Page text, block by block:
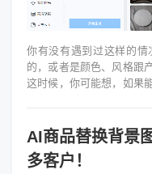
你有没有遇到过这样的
的，或者是颜色、风格跟
这时候，你可能想，如果
AI商品替换背景
多客户！